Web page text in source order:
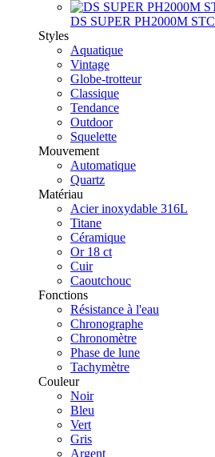
DS SUPER PH2000M STC
Styles
Aquatique
Vintage
Globe-trotteur
Classique
Tendance
Outdoor
Squelette
Mouvement
Automatique
Quartz
Matériau
Acier inoxydable 316L
Titane
Céramique
Or 18 ct
Cuir
Caoutchouc
Fonctions
Résistance à l'eau
Chronographe
Chronomètre
Phase de lune
Tachymètre
Couleur
Noir
Bleu
Vert
Gris
Argent